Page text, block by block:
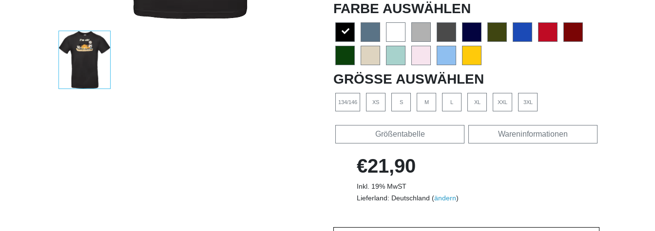
FARBE AUSWÄHLEN
GRÖSSE AUSWÄHLEN
134/146 XS S M L XL XXL 3XL
Größentabelle Wareninformationen
€21,90
Inkl. 19% MwST
Lieferland: Deutschland (ändern)